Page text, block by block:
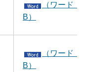
（ワード：
B）
（ワード：
B）